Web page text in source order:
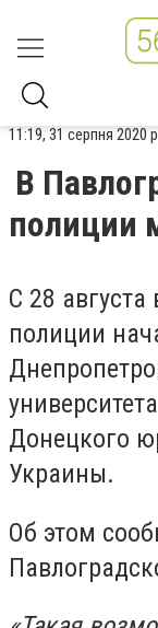
11:19, 31 серпня 2020
В
полиции
С 28
полиции
Донецкого
Украины.
Об этом